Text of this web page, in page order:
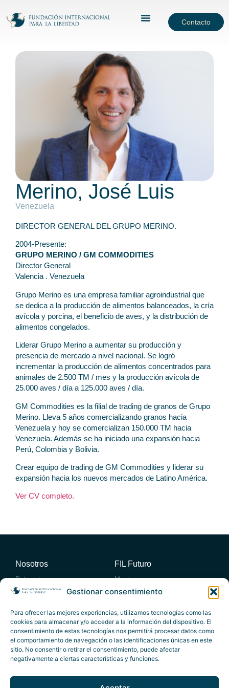
Gestionar consentimiento
Para ofrecer las mejores experiencias, utilizamos tecnologías como las
cookies para almacenar y/o acceder a la información del dispositivo. El
consentimiento de estas tecnologías nos permitirá procesar datos como
el comportamiento de navegación o las identificaciones únicas en este
sitio. No consentir o retirar el consentimiento, puede afectar
negativamente a ciertas características y funciones.
Contacto
Merino, José Luis
Venezuela
DIRECTOR GENERAL DEL GRUPO MERINO.
2004-Presente:
GRUPO MERINO / GM COMMODITIES
Director General
Valencia . Venezuela
Grupo Merino es una empresa familiar agroindustrial que
se dedica a la producción de alimentos balanceados, la cría
avícola y porcina, el beneficio de aves, y la distribución de
alimentos congelados.
Liderar Grupo Merino a aumentar su producción y
presencia de mercado a nivel nacional. Se logró
incrementar la producción de alimentos concentrados para
animales de 2.500 TM / mes y la producción avícola de
25.000 aves / día a 125.000 aves / día.
GM Commodities es la filial de trading de granos de Grupo
Merino. Lleva 5 años comercializando granos hacia
Venezuela y hoy se comercializan 150.000 TM hacia
Venezuela. Además se ha iniciado una expansión hacia
Perú, Colombia y Bolivia.
Crear equipo de trading de GM Commodities y liderar su
expansión hacia los nuevos mercados de Latino América.
Ver CV completo.
Nosotros
Patronato
Consejo académico
Consejo Empresario Asesor
FIL Futuro
Mentores
Actividades
Foro Atlántico
Eventos destacados
Actividades exclusivas
Publicaciones
Publicaciones propias
Artículos
Informes
Vídeos
Premios Contacto